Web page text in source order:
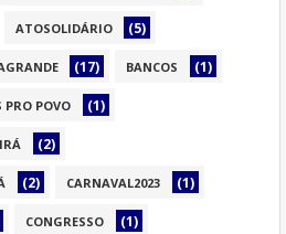
ATOSOLIDÁRIO (5)
(17) BANCOS (1)
PRO POVO (1)
(2)
(2) CARNAVAL2023 (1)
CONGRESSO (1)